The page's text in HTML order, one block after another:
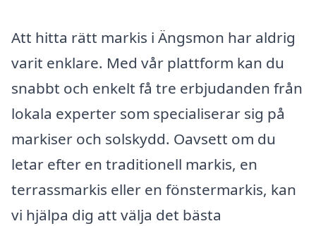
Att hitta rätt markis i Ängsmon har aldrig
varit enklare. Med vår plattform kan du
snabbt och enkelt få tre erbjudanden från
lokala experter som specialiserar sig på
markiser och solskydd. Oavsett om du
letar efter en traditionell markis, en
terrassmarkis eller en fönstermarkis, kan
vi hjälpa dig att välja det bästa